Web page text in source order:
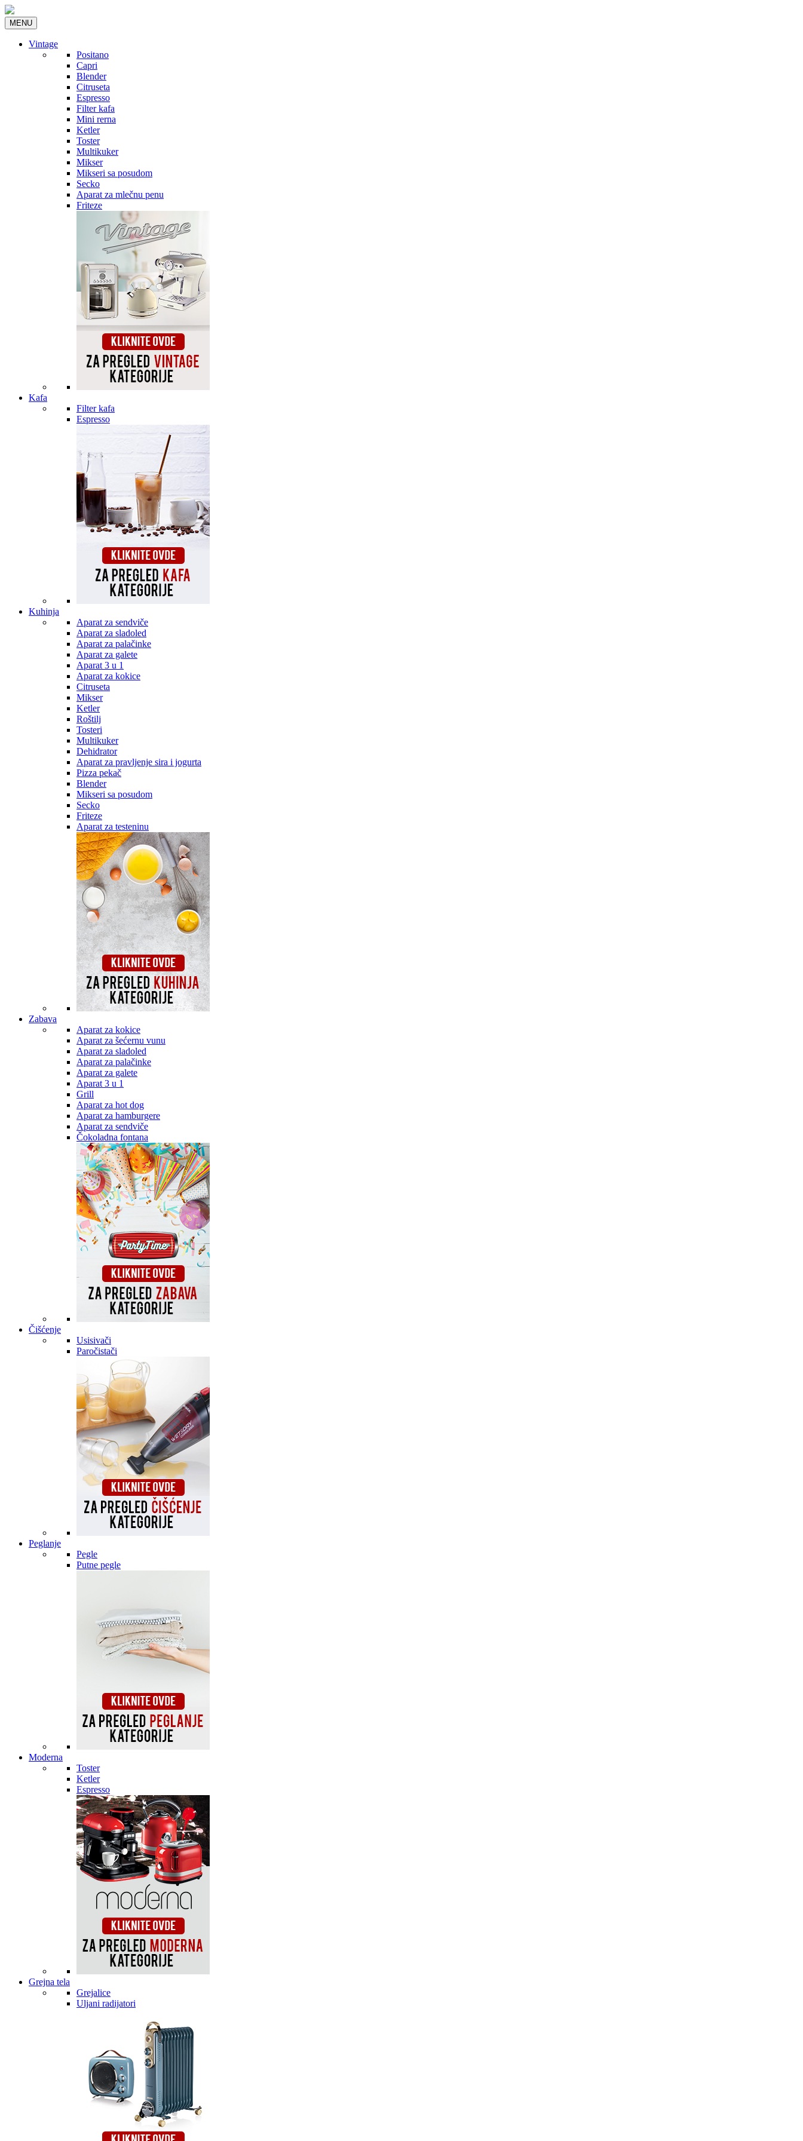
MENU
Vintage
Positano
Capri
Blender
Citruseta
Espresso
Filter kafa
Mini rerna
Ketler
Toster
Multikuker
Mikser
Mikseri sa posudom
Secko
Aparat za mlečnu penu
Friteze
Kafa
Filter kafa
Espresso
Kuhinja
Aparat za sendviče
Aparat za sladoled
Aparat za palačinke
Aparat za galete
Aparat 3 u 1
Aparat za kokice
Citruseta
Mikser
Ketler
Roštilj
Tosteri
Multikuker
Dehidrator
Aparat za pravljenje sira i jogurta
Pizza pekač
Blender
Mikseri sa posudom
Secko
Friteze
Aparat za testeninu
Zabava
Aparat za kokice
Aparat za šećernu vunu
Aparat za sladoled
Aparat za palačinke
Aparat za galete
Aparat 3 u 1
Grill
Aparat za hot dog
Aparat za hamburgere
Aparat za sendviče
Čokoladna fontana
Čišćenje
Usisivači
Paročistači
Peglanje
Pegle
Putne pegle
Moderna
Toster
Ketler
Espresso
Grejna tela
Grejalice
Uljani radijatori